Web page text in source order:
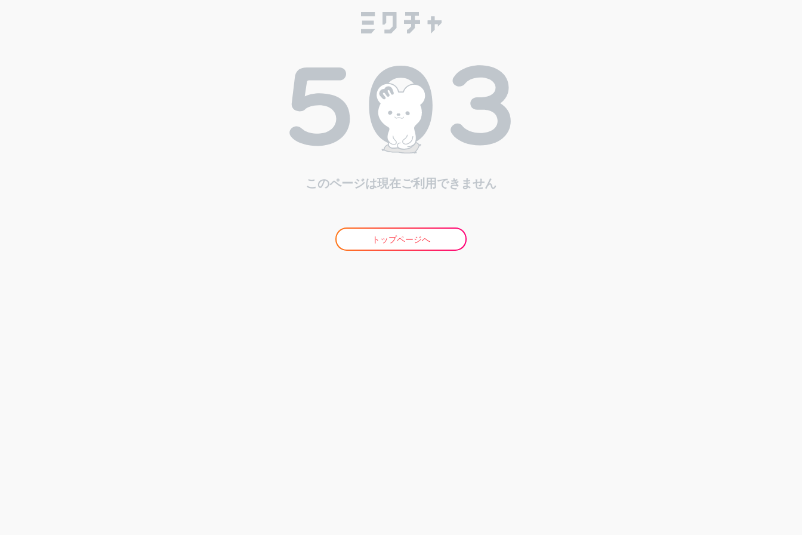
このページは現在ご利用できません